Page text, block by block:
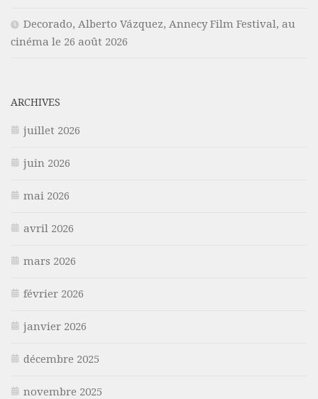
Decorado, Alberto Vázquez, Annecy Film Festival, au
cinéma le 26 août 2026
ARCHIVES
juillet 2026
juin 2026
mai 2026
avril 2026
mars 2026
février 2026
janvier 2026
décembre 2025
novembre 2025